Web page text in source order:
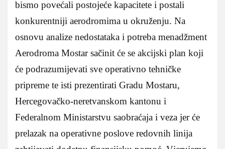
bismo povećali postojeće kapacitete i postali
konkurentniji aerodromima u okruženju. Na
osnovu analize nedostataka i potreba menadžment
Aerodroma Mostar sačinit će se akcijski plan koji
će podrazumijevati sve operativno tehničke
pripreme te isti prezentirati Gradu Mostaru,
Hercegovačko-neretvanskom kantonu i
Federalnom Ministarstvu saobraćaja i veza jer će
prelazak na operativne poslove redovnih linija